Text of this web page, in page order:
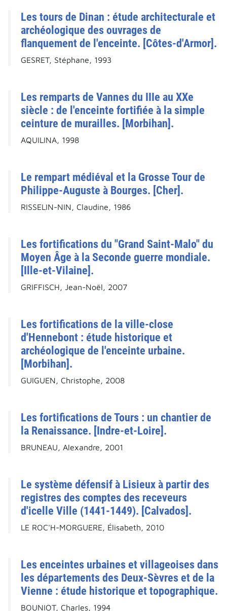
Les tours de Dinan : étude architecturale et
archéologique des ouvrages de
flanquement de l'enceinte. [Côtes-d'Armor].
GESRET, Stéphane, 1993
Les remparts de Vannes du IIIe au XXe
siècle : de l'enceinte fortifiée à la simple
ceinture de murailles. [Morbihan].
AQUILINA, 1998
Le rempart médiéval et la Grosse Tour de
Philippe-Auguste à Bourges. [Cher].
RISSELIN-NIN, Claudine, 1986
Les fortifications du "Grand Saint-Malo" du
Moyen Âge à la Seconde guerre mondiale.
[Ille-et-Vilaine].
GRIFFISCH, Jean-Noël, 2007
Les fortifications de la ville-close
d'Hennebont : étude historique et
archéologique de l'enceinte urbaine.
[Morbihan].
GUIGUEN, Christophe, 2008
Les fortifications de Tours : un chantier de
la Renaissance. [Indre-et-Loire].
BRUNEAU, Alexandre, 2001
Le système défensif à Lisieux à partir des
registres des comptes des receveurs
d'icelle Ville (1441-1449). [Calvados].
LE ROC'H-MORGUERE, Élisabeth, 2010
Les enceintes urbaines et villageoises dans
les départements des Deux-Sèvres et de la
Vienne : étude historique et topographique.
BOUNIOT, Charles, 1994